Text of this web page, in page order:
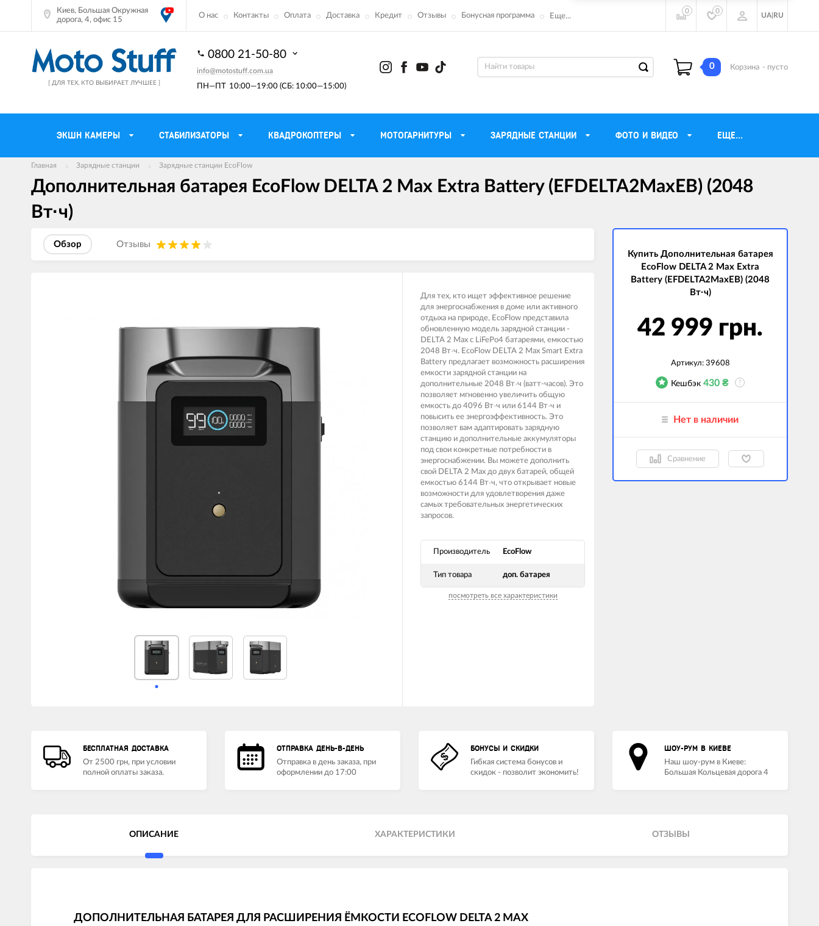
Киев, Большая Окружная
дорога, 4, офис 15
О нас Контакты Оплата Доставка Кредит Отзывы Бонусная программа Еще...
0 0
UA RU
[ ДЛЯ ТЕХ, КТО ВЫБИРАЕТ ЛУЧШЕЕ ] ПН—ПТ 10:00—19:00 (СБ: 10:00—15:00)
0800 21-50-80
info@motostuff.com.ua 0 Корзина - пусто
ЭКШН КАМЕРЫ СТАБИЛИЗАТОРЫ КВАДРОКОПТЕРЫ МОТОГАРНИТУРЫ ЗАРЯДНЫЕ СТАНЦИИ ФОТО И ВИДЕО ЕЩЕ...
Мотошлемы
Мотоперчатки
Мотоштаны
Термобелье, подшлемники,
Держатели телефона
мото
Моторучки (грипсы)
Мото сумки Wolfman для
эндуро
Тубус для инструментов
Моторные масла для
мотоцикла
Пропитки воздушного фильтра
Охлаждающая жидкость
Тактические наушники
Рюкзаки и сумки
Электротранспорт
Умный дом
Бытовая техника
PowerBank (Внешние
аккумуляторы)
Туристические GPS-
навигаторы
Радиоуправляемые модели
Газовые обогреватели
Трехфазные генераторы
Источники бесперебойного питания
Диктофоны и рекордеры
Главная Зарядные станции Зарядные станции EcoFlow
Дополнительная батарея EcoFlow DELTA 2 Max Extra Battery (EFDELTA2MaxEB) (2048
Вт·ч)
Обзор Отзывы
Для тех, кто ищет эффективное решение
для энергоснабжения в доме или активного
отдыха на природе, EcoFlow представила
обновленную модель зарядной станции -
DELTA 2 Max с LiFePo4 батареями, емкостью
2048 Вт·ч. EcoFlow DELTA 2 Max Smart Extra
Battery предлагает возможность расширения
емкости зарядной станции на
дополнительные 2048 Вт·ч (ватт-часов). Это
позволяет мгновенно увеличить общую
емкость до 4096 Вт·ч или 6144 Вт·ч и
повысить ее энергоэффективность. Это
позволяет вам адаптировать зарядную
станцию и дополнительные аккумуляторы
под свои конкретные потребности в
энергоснабжении. Вы можете дополнить
свой DELTA 2 Max до двух батарей, общей
емкостью 6144 Вт·ч, что открывает новые
возможности для удовлетворения даже
самых требовательных энергетических
запросов.
Производитель EcoFlow
Тип товара доп. батарея
посмотреть все характеристики
Купить Дополнительная батарея
EcoFlow DELTA 2 Max Extra
Battery (EFDELTA2MaxEB) (2048
Вт·ч)
42 999 грн.
Артикул: 39608
Кешбэк 430 ₴ ?
Нет в наличии
Сравнение
БЕСПЛАТНАЯ ДОСТАВКА
От 2500 грн, при условии
полной оплаты заказа.
ОТПРАВКА ДЕНЬ-В-ДЕНЬ
Отправка в день заказа, при
оформлении до 17:00
БОНУСЫ И СКИДКИ
Гибкая система бонусов и
скидок - позволит экономить!
ШОУ-РУМ В КИЕВЕ
Наш шоу-рум в Киеве:
Большая Кольцевая дорога 4
ОПИСАНИЕ ХАРАКТЕРИСТИКИ ОТЗЫВЫ
ДОПОЛНИТЕЛЬНАЯ БАТАРЕЯ ДЛЯ РАСШИРЕНИЯ ЁМКОСТИ ECOFLOW DELTA 2 MAX